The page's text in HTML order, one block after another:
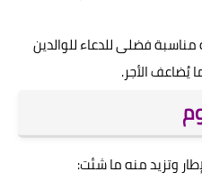
فضلى للدعاء للوالدين
يُضاعف الأجر.
وتزيد منه ما شئت: